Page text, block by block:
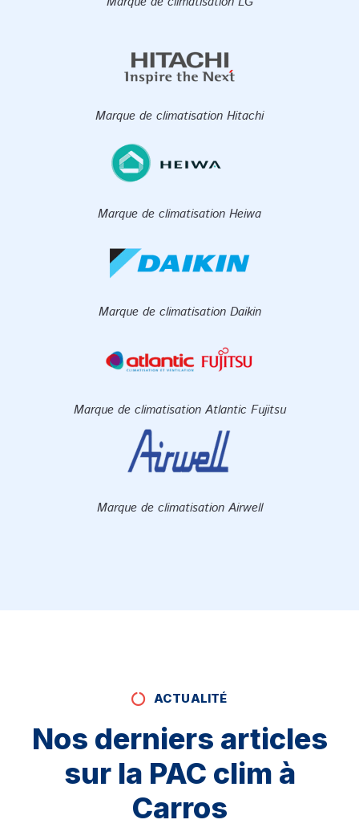
Marque de climatisation Hitachi
Marque de climatisation Heiwa
Marque de climatisation Daikin
Marque de climatisation Atlantic Fujitsu
Marque de climatisation Airwell
ACTUALITÉ
Nos derniers articles
sur la PAC clim à
Carros